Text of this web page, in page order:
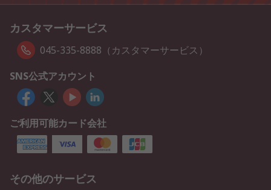
カスタマーサービス
045-335-8888（カスタマーサービス）
SNS公式アカウント
ご利用可能カード会社
その他のサービス